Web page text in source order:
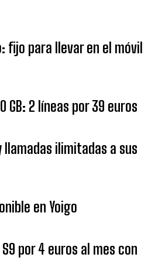
fijo para llevar en el móvil
GB: 2 líneas por 39 euros
llamadas ilimitadas a sus
en Yoigo
por 4 euros al mes con